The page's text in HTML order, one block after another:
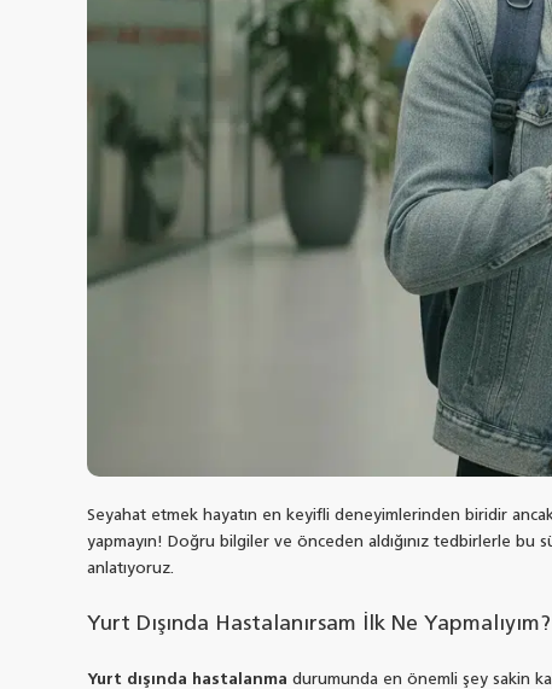
Seyahat etmek hayatın en keyifli deneyimlerinden biridir
yapmayın! Doğru bilgiler ve önceden aldığınız tedbirlerle bu
anlatıyoruz.
Yurt Dışında Hastalanırsam İlk Ne Yapmalıyım?
Yurt dışında hastalanma durumunda en önemli şey sakin